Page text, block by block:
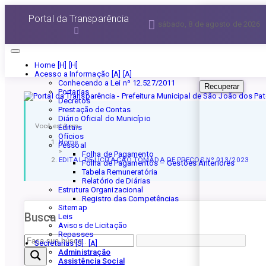
Home [H]
Acesso a Informação [A]
Conhecendo a Lei nº 12.527/2011
Portarias
Decretos
Prestação de Contas
Diário Oficial do Município
Editais
Ofícios
Pessoal
Folha de Pagamento
Folha de Pagamentos – Gestões Anteriores
Tabela Remuneratória
Relatório de Diárias
Estrutura Organizacional
Registro das Competências
Sitemap
Leis
Avisos de Licitação
Repasses
Secretarias [S]
Administração
Assistência Social
Portal da Transparência sábado, 8 de agosto de 2026
Você está em:
Home
»
EDITAL DE LICITAÇÃO TOMADA DE PREÇOS Nº 013/2023
Busca
Recuperar